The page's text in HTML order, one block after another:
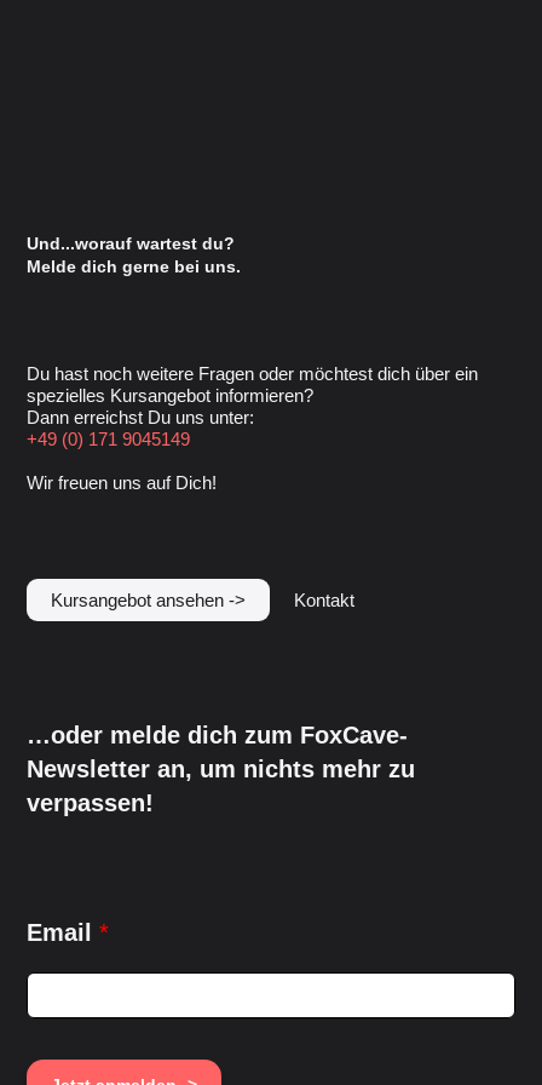
Und...worauf wartest du?
Melde dich gerne bei uns.
Du hast noch weitere Fragen oder möchtest dich über ein
spezielles Kursangebot informieren?
Dann erreichst Du uns unter:
+49 (0) 171 9045149
Wir freuen uns auf Dich!
Kursangebot ansehen -> Kontakt
…oder melde dich zum FoxCave-
Newsletter an, um nichts mehr zu
verpassen!
E
a
Email*